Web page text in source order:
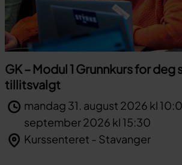
GK – Modul 1 Grunnkurs for deg
tillitsvalgt
mandag 31. august 2026 kl
september 2026 kl 15:30
Kurssenteret - Stavanger